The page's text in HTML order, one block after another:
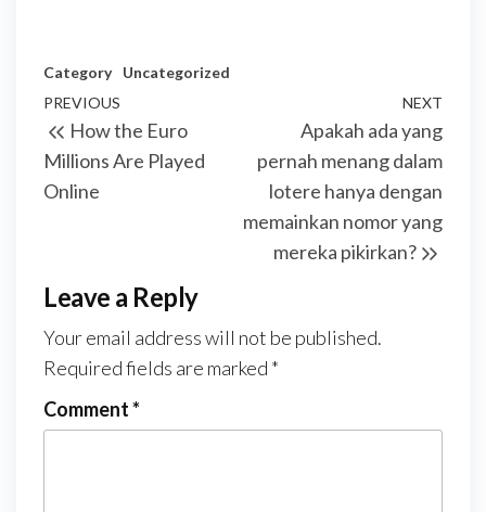
Category Uncategorized
Post
navigation
Previous
Post
PREVIOUS
How the Euro
Millions Are Played
Online
Post
NEXT
Apakah ada yang
pernah menang dalam
lotere hanya dengan
memainkan nomor yang
mereka pikirkan?
Leave a Reply
Your email address will not be published.
Required fields are marked *
Comment*